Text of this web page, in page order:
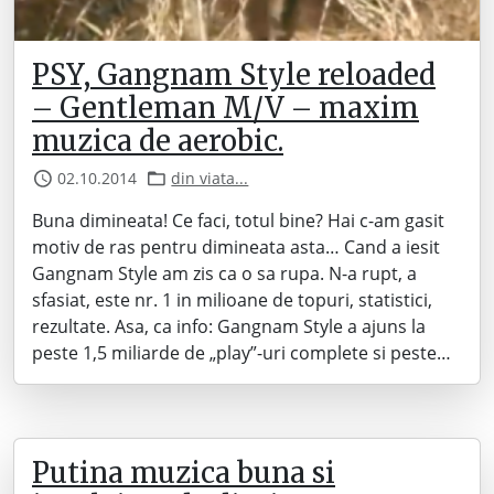
PSY, Gangnam Style reloaded
– Gentleman M/V – maxim
muzica de aerobic.
02.10.2014 din viata...
Buna dimineata! Ce faci, totul bine? Hai c-am gasit
motiv de ras pentru dimineata asta… Cand a iesit
Gangnam Style am zis ca o sa rupa. N-a rupt, a
sfasiat, este nr. 1 in milioane de topuri, statistici,
rezultate. Asa, ca info: Gangnam Style a ajuns la
peste 1,5 miliarde de „play”-uri complete si peste…
Putina muzica buna si